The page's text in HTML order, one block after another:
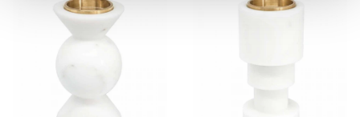
e imposta le tue preferenze nella
sezione dettagli
modificare o ritirare il tuo consenso in qualsiasi momento
Utilizziamo i cookie per personalizzare contenuti ed
annunci, per fornire funzionalità dei social media e per